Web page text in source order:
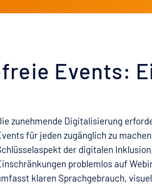
Events:
zunehmende Digitalisierung
für jeden zugänglich zu
der digitalen
problemlos auf
klaren Sprachgebrauch,